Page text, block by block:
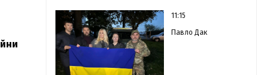
11:15
Павло Дак